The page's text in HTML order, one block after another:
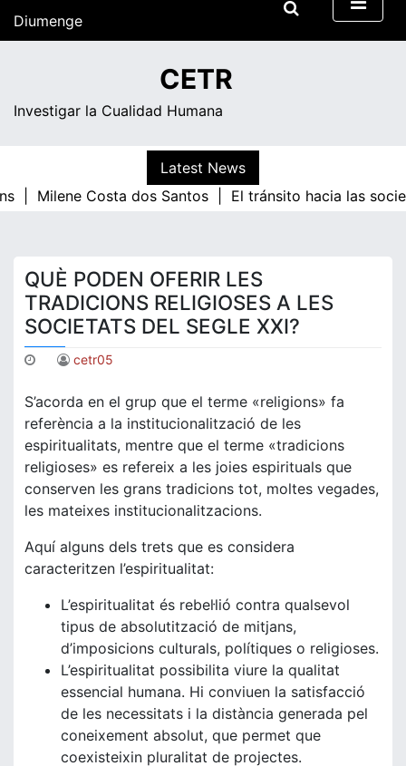
Diumenge
CETR
Investigar la Cualidad Humana
Latest News
|
Milene Costa dos Santos | El tránsito hacia las
QUÈ PODEN OFERIR LES
TRADICIONS RELIGIOSES A LES
SOCIETATS DEL SEGLE XXI?
cetr05
S’acorda en el grup que el terme «religions» fa
referència a la institucionalització de les
espiritualitats, mentre que el terme «tradicions
religioses» es refereix a les joies espirituals que
conserven les grans tradicions tot, moltes vegades,
les mateixes institucionalitzacions.
Aquí alguns dels trets que es considera
caracteritzen l’espiritualitat:
L’espiritualitat és rebel·lió contra qualsevol
tipus de absolutització de mitjans,
d’imposicions culturals, polítiques o religioses.
L’espiritualitat possibilita viure la qualitat
essencial humana. Hi conviuen la satisfacció
de les necessitats i la distància generada pel
coneixement absolut, que permet que
coexisteixin pluralitat de projectes.